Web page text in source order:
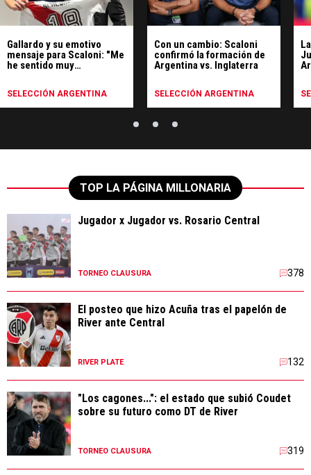
Gallardo y su emotivo
mensaje para Scaloni: "Me
he sentido muy
SELECCIÓN ARGENTINA
Con un cambio: Scaloni
confirmó la formación de
Argentina vs. Inglaterra
SELECCIÓN ARGENTINA
TOP LA PÁGINA MILLONARIA
Jugador x Jugador vs. Rosario Central
TORNEO CLAUSURA 378
El posteo que hizo Acuña tras el papelón de
River ante Central
RIVER PLATE 132
"Los cagones...": el estado que subió Coudet
sobre su futuro como DT de River
TORNEO CLAUSURA 319